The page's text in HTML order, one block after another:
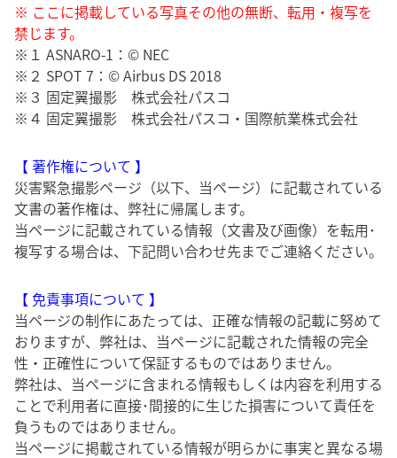
※ ここに掲載している写真その他の無断、転用・複写を
禁じます。
※１ ASNARO-1：© NEC
※２ SPOT 7：© Airbus DS 2018
※３ 固定翼撮影 株式会社パスコ
※４ 固定翼撮影 株式会社パスコ・国際航業株式会社
【 著作権について 】
災害緊急撮影ページ（以下、当ページ）に記載されている
文書の著作権は、弊社に帰属します。
当ページに記載されている情報（文書及び画像）を転用･
複写する場合は、下記問い合わせ先までご連絡ください。
【 免責事項について 】
当ページの制作にあたっては、正確な情報の記載に努めて
おりますが、弊社は、当ページに記載された情報の完全
性・正確性について保証するものではありません。
弊社は、当ページに含まれる情報もしくは内容を利用する
ことで利用者に直接･間接的に生じた損害について責任を
負うものではありません。
当ページに掲載されている情報が明らかに事実と異なる場